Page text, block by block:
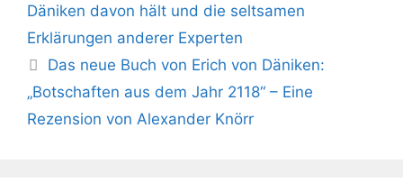
Däniken davon hält und die seltsamen
Erklärungen anderer Experten
Das neue Buch von Erich von Däniken:
„Botschaften aus dem Jahr 2118“ – Eine
Rezension von Alexander Knörr